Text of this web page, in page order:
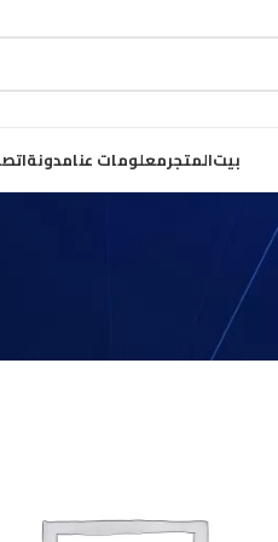
بيتالمتجرمعلومات عنامدونة